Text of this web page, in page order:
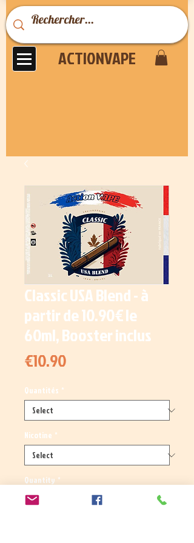
ACTIONVAPE
Classic USA Blend - à
partir de 10.90€ le
60ml, Booster inclus
€10.90Price
Quantités *
Nicotine *
Quantity *